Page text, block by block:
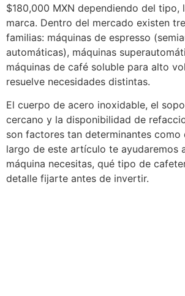
$180,000 MXN dependiendo del tipo,
marca. Dentro del mercado existen
familias: máquinas de espresso
automáticas), máquinas
máquinas de café soluble para alto
resuelve necesidades distintas.
El cuerpo de acero inoxidable, el
cercano y la disponibilidad de
son factores tan determinantes como
largo de este artículo te ayudaremos
máquina necesitas, qué tipo de
detalle fijarte antes de invertir.